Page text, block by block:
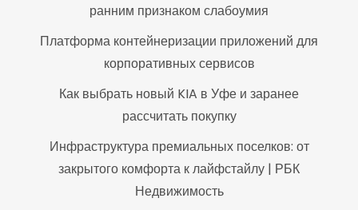
ранним признаком слабоумия
Платформа контейнеризации приложений для
корпоративных сервисов
Как выбрать новый KIA в Уфе и заранее
рассчитать покупку
Инфраструктура премиальных поселков: от
закрытого комфорта к лайфстайлу | РБК
Недвижимость